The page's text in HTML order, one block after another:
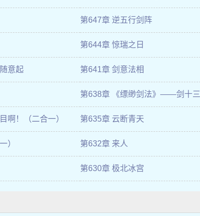
第647章 逆五行剑阵
第644章 惊瑞之日
意起 第641章 剑意法相
第638章 《缥缈剑法》——剑十三
啊！（二合一） 第635章 云断青天
） 第632章 来人
第630章 极北冰宫